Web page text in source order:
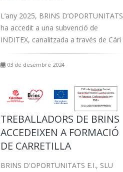
L’any 2025, BRINS D’OPORTUNITATS
ha accedit a una subvenció de
INDITEX, canalitzada a través de Cári
03 de desembre 2024
TREBALLADORS DE BRINS
ACCEDEIXEN A FORMACIÓ
DE CARRETILLA
BRINS D'OPORTUNITATS E.I., SLU